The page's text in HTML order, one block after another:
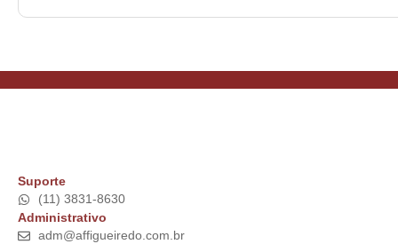
Suporte
(11) 3831-8630
Administrativo
adm@affigueiredo.com.br